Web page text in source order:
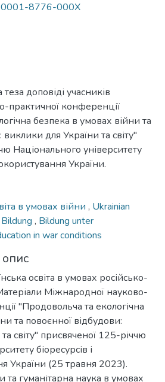
0001-8776-000X
доповіді учасників
практичної конференції
безпека в умовах війни та
для України та світу"
Національного університету
України.
в умовах війни , Ukrainian
, Bildung unter
in war conditions
опис
освіта в умовах російсько-
Міжнародної науково-
"Продовольча та екологічна
та повоєнної відбудови:
світу" присвяченої 125-річчю
біоресурсів і
України (25 травня 2023).
та гуманітарна наука в умовах